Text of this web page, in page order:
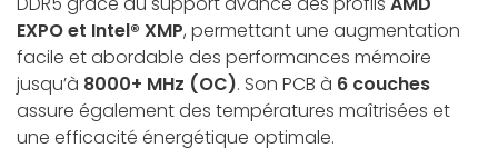
EXPO et Intel® XMP, permettant une augmentation
facile et abordable des performances mémoire
jusqu’à 8000+ MHz (OC). Son PCB à 6 couches
assure également des températures maîtrisées et
une efficacité énergétique optimale.